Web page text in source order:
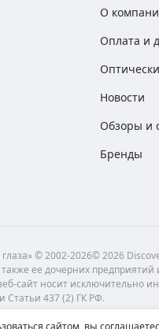
О
Оплата и
Новости
Обзоры и
Бренды
© 2002-2026© 2026
ее дочерних
сайт носит исключительно
Статьи 437 (2) ГК РФ.
сайтом, вы